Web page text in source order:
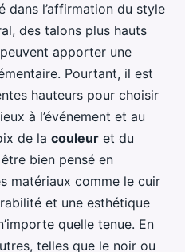
dans l’affirmation du style
des talons plus hauts
apporter une
Pourtant, il est
hauteurs pour choisir
à l’événement et au
de la couleur et du
bien pensé en
matériaux comme le cuir
et une esthétique
quelle tenue. En
telles que le noir ou